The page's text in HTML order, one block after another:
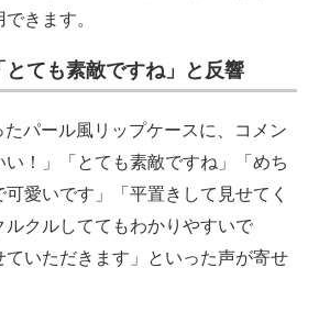
きます。
とても素敵ですね」と反響
パール風リップケースに、コメン
い！」「とても素敵ですね」「めち
愛いです」「平置きして見せてく
ルクルしててもわかりやすいで
ていただきます」といった声が寄せ